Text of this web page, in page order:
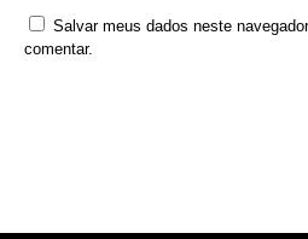
Salvar meus dados neste
comentar.